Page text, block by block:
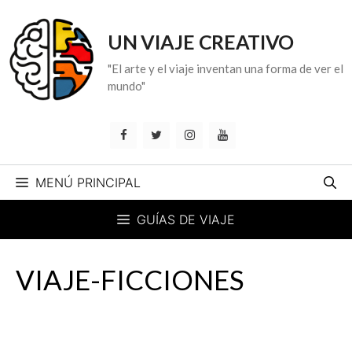
contenido
UN VIAJE CREATIVO
"El arte y el viaje inventan una forma de ver el
mundo"
MENÚ PRINCIPAL
GUÍAS DE VIAJE
VIAJE-FICCIONES